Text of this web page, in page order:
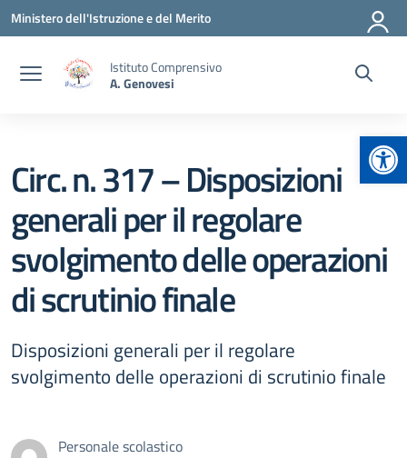
Vai ai contenuti
Vai al menu di navigazione
Vai al footer
Ministero dell'Istruzione e del Merito
Istituto Comprensivo
A. Genovesi
Circ. n. 317 – Disposizioni
generali per il regolare
svolgimento delle operazioni
di scrutinio finale
Disposizioni generali per il regolare
svolgimento delle operazioni di scrutinio finale
Personale scolastico